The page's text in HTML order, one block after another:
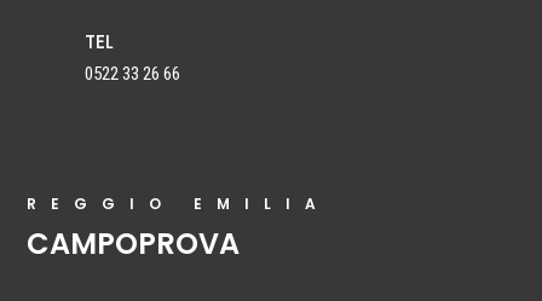
TEL
0522 33 26 66
REGGIO EMILIA
CAMPOPROVA